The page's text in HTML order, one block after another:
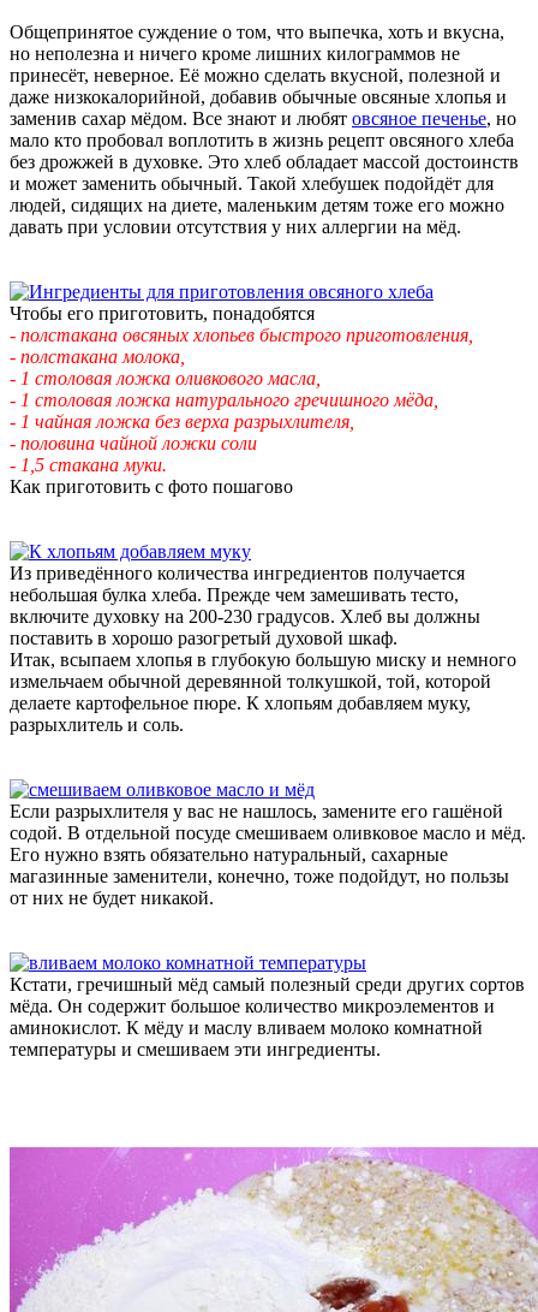
Общепринятое суждение о том, что выпечка, хоть и вкусна,
но неполезна и ничего кроме лишних килограммов не
принесёт, неверное. Её можно сделать вкусной, полезной и
даже низкокалорийной, добавив обычные овсяные хлопья и
заменив сахар мёдом. Все знают и любят овсяное печенье, но
мало кто пробовал воплотить в жизнь рецепт овсяного хлеба
без дрожжей в духовке. Это хлеб обладает массой достоинств
и может заменить обычный. Такой хлебушек подойдёт для
людей, сидящих на диете, маленьким детям тоже его можно
давать при условии отсутствия у них аллергии на мёд.
Чтобы его приготовить, понадобятся
- полстакана овсяных хлопьев быстрого приготовления,
- полстакана молока,
- 1 столовая ложка оливкового масла,
- 1 столовая ложка натурального гречишного мёда,
- 1 чайная ложка без верха разрыхлителя,
- половина чайной ложки соли
- 1,5 стакана муки.
Как приготовить с фото пошагово
Из приведённого количества ингредиентов получается
небольшая булка хлеба. Прежде чем замешивать тесто,
включите духовку на 200-230 градусов. Хлеб вы должны
поставить в хорошо разогретый духовой шкаф.
Итак, всыпаем хлопья в глубокую большую миску и немного
измельчаем обычной деревянной толкушкой, той, которой
делаете картофельное пюре. К хлопьям добавляем муку,
разрыхлитель и соль.
Если разрыхлителя у вас не нашлось, замените его гашёной
содой. В отдельной посуде смешиваем оливковое масло и мёд.
Его нужно взять обязательно натуральный, сахарные
магазинные заменители, конечно, тоже подойдут, но пользы
от них не будет никакой.
Кстати, гречишный мёд самый полезный среди других сортов
мёда. Он содержит большое количество микроэлементов и
аминокислот. К мёду и маслу вливаем молоко комнатной
температуры и смешиваем эти ингредиенты.